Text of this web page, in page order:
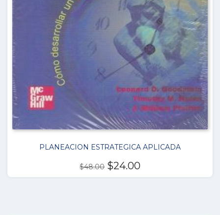
PLANEACION ESTRATEGICA APLICADA
$48.00 El
precio
$24.00
precio